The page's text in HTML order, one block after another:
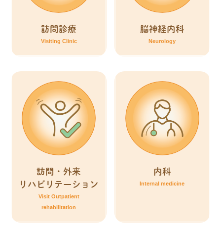
訪問診療
Visiting Clinic
脳神経内科
Neurology
訪問・外来
リハビリテーション
Visit Outpatient
rehabilitation
内科
Internal medicine